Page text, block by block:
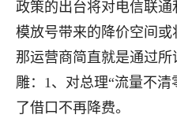
政策的出台将对电信联
模放号带来的降价空间或
那运营商简直就是通过所
雕：1、对总理“流量不
了借口不再降费。